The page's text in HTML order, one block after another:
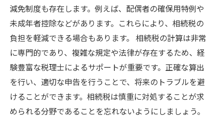
減免制度も存在します。例えば、配偶者の確保用特例や
未成年者控除などがあります。これらにより、相続税の
負担を軽減できる場合もあります。 相続税の計算は非常
に専門的であり、複雑な規定や法律が存在するため、経
験豊富な税理士によるサポートが重要です。正確な算出
を行い、適切な申告を行うことで、将来のトラブルを避
けることができます。相続税は慎重に対処することが求
められる分野であることを忘れないようにしましょう。